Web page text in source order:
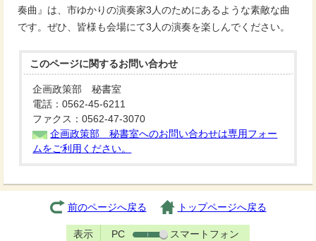
奏曲』は、市ゆかりの演奏家3人のためにあるような素敵な曲
です。ぜひ、皆様も会場にて3人の演奏を楽しんでください。
このページに関するお問い合わせ
企画政策部 秘書室
電話：0562-45-6211
ファクス：0562-47-3070
企画政策部 秘書室へのお問い合わせは専用フォー
ムをご利用ください。
前のページへ戻る トップページへ戻る
表示 PC スマートフォン